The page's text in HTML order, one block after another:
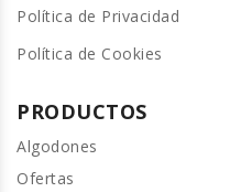
Política de Privacidad
Política de Cookies
PRODUCTOS
Algodones
Ofertas